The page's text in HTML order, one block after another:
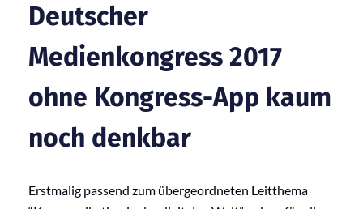
Deutscher
Medienkongress 2017
ohne Kongress-App kaum
noch denkbar
Erstmalig passend zum übergeordneten Leitthema